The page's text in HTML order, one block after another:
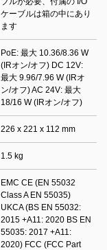
ケーブルは箱の中にあり
ます
PoE: 最大 10.36/8.36 W
(IRオン/オフ) DC 12V:
最大 9.96/7.96 W (IRオ
ン/オフ) AC 24V: 最大
18/16 W (IRオン/オフ)
226 x 221 x 112 mm
1.5 kg
EMC CE (EN 55032
Class A EN 55035)
UKCA (BS EN 55032:
2015 +A11: 2020 BS EN
55035: 2017 +A11:
2020) FCC (FCC Part